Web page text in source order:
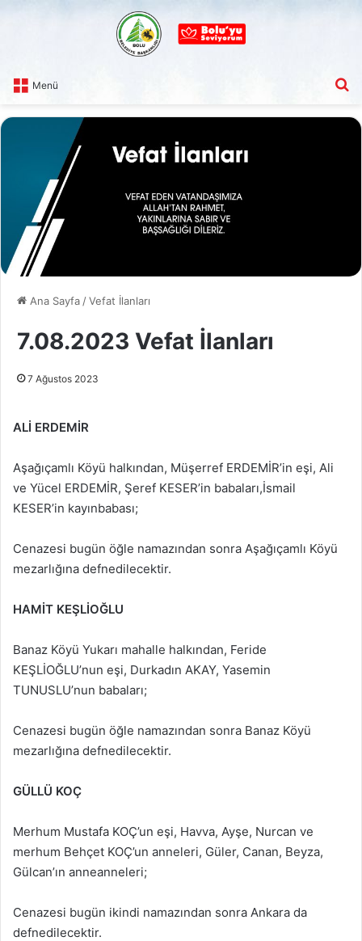
Menü
Ana Sayfa /Vefat İlanları
7.08.2023 Vefat İlanları
7 Ağustos 2023
ALİ ERDEMİR
Aşağıçamlı Köyü halkından, Müşerref ERDEMİR’in eşi, Ali
ve Yücel ERDEMİR, Şeref KESER’in babaları,İsmail
KESER’in kayınbabası;
Cenazesi bugün öğle namazından sonra Aşağıçamlı Köyü
mezarlığına defnedilecektir.
HAMİT KEŞLİOĞLU
Banaz Köyü Yukarı mahalle halkından, Feride
KEŞLİOĞLU’nun eşi, Durkadın AKAY, Yasemin
TUNUSLU’nun babaları;
Cenazesi bugün öğle namazından sonra Banaz Köyü
mezarlığına defnedilecektir.
GÜLLÜ KOÇ
Merhum Mustafa KOÇ’un eşi, Havva, Ayşe, Nurcan ve
merhum Behçet KOÇ’un anneleri, Güler, Canan, Beyza,
Gülcan’ın anneanneleri;
Cenazesi bugün ikindi namazından sonra Ankara da
defnedilecektir.